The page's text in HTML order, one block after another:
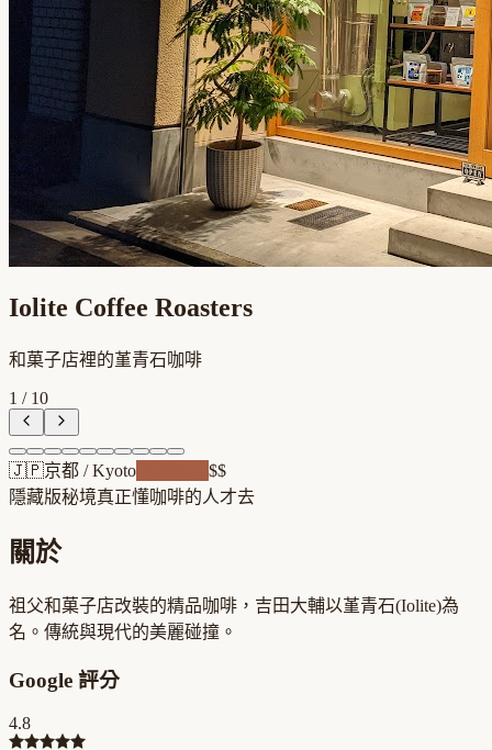
Iolite Coffee Roasters
和菓子店裡的堇青石咖啡
1 / 10
🇯🇵京都 /Kyoto
$$
隱藏版秘境真正懂咖啡的人才去
關於
祖父和菓子店改裝的精品咖啡，吉田大輔以堇青石(Iolite)為
名。傳統與現代的美麗碰撞。
Google 評分
4.8